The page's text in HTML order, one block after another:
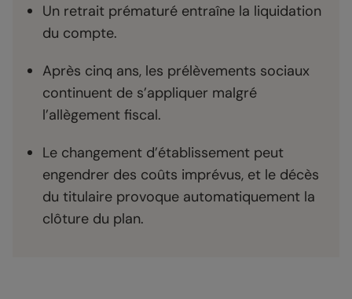
Un retrait prématuré entraîne la liquidation
du compte.
Après cinq ans, les prélèvements sociaux
continuent de s’appliquer malgré
l’allègement fiscal.
Le changement d’établissement peut
engendrer des coûts imprévus, et le décès
du titulaire provoque automatiquement la
clôture du plan.